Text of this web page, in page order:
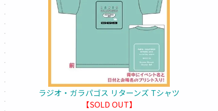
ラジオ・ガラパゴス リターンズ Tシャツ
【SOLD OUT】